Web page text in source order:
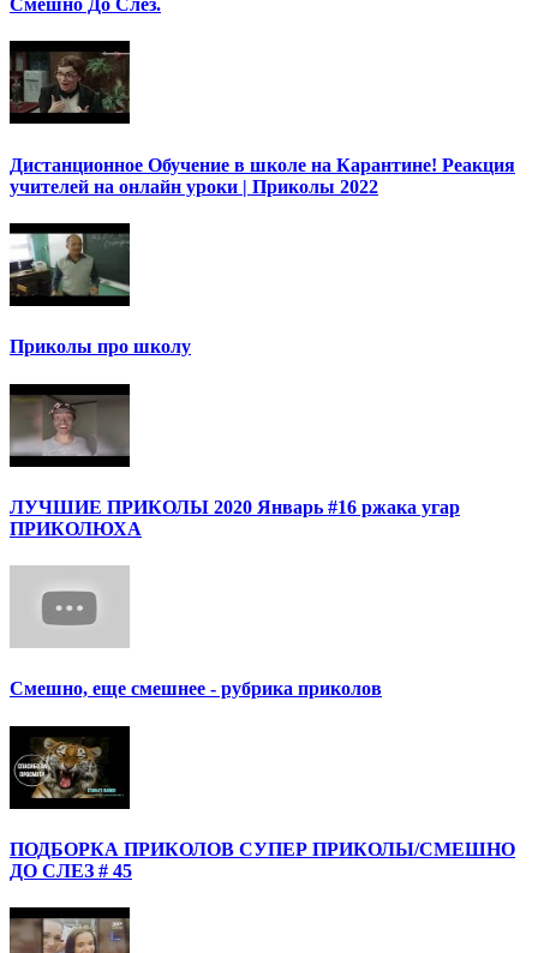
Смешно До Слез.
Дистанционное Обучение в школе на Карантине! Реакция
учителей на онлайн уроки | Приколы 2022
Приколы про школу
ЛУЧШИЕ ПРИКОЛЫ 2020 Январь #16 ржака угар
ПРИКОЛЮХА
Смешно, еще смешнее - рубрика приколов
ПОДБОРКА ПРИКОЛОВ СУПЕР ПРИКОЛЫ/СМЕШНО
ДО СЛЕЗ # 45